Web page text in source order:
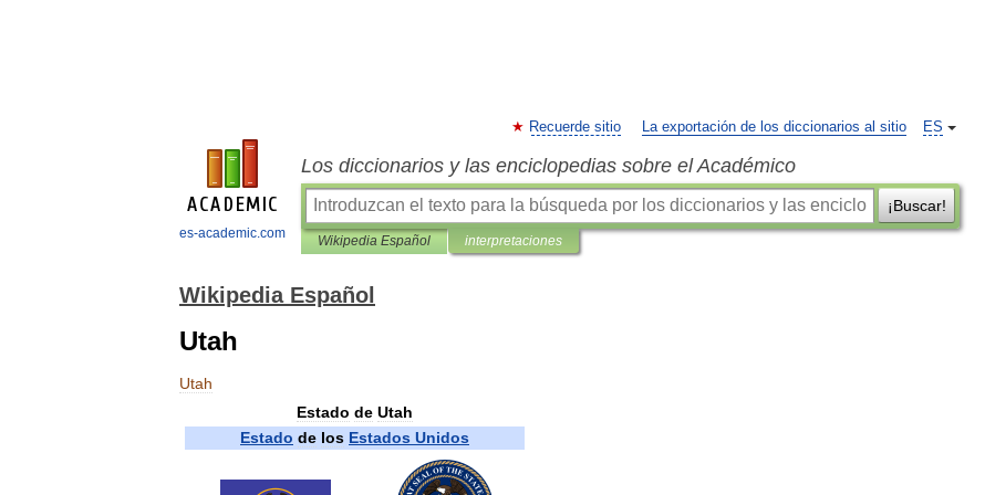
es-academic.com
ES
Recuerde sitio La exportación de los diccionarios al sitio
Los diccionarios y las enciclopedias sobre el Académico
¡Buscar!
Wikipedia Español interpretaciones
Wikipedia Español
Utah
Utah
Estado de Utah
Estado de los Estados Unidos